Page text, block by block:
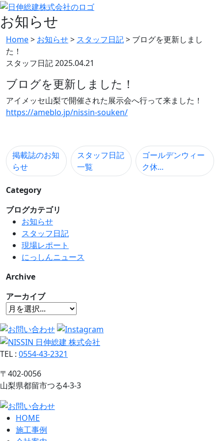
お知らせ
Home> お知らせ> スタッフ日記> ブログを更新しまし
た！
スタッフ日記2025.04.21
ブログを更新しました！
アイメッセ山梨で開催された展示会へ行って来ました！
https://ameblo.jp/nissin-souken/
掲載誌のお知
らせ
スタッフ日記
一覧
ゴールデンウィー
ク休...
Category
ブログカテゴリ
お知らせ
スタッフ日記
現場レポート
にっしんニュース
Archive
アーカイブ
TEL : 0554-43-2321
〒402-0056
山梨県都留市つる4-3-3
HOME
施工事例